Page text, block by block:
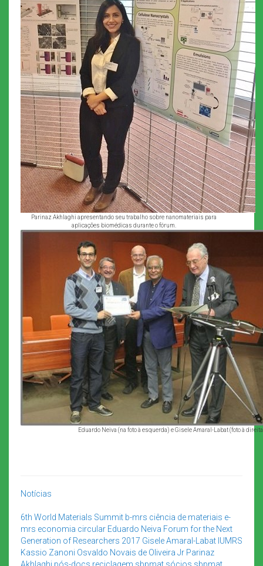
Parinaz Akhlaghi apresentando seu trabalho sobre nanomateriais para
aplicações biomédicas durante o fórum.
Eduardo Neiva (na foto à esquerda) e Gisele Amaral-Labat (foto à
Notícias
6th World Materials Summit b-mrs ciência de materiais e-
mrs economia circular Eduardo Neiva Forum for the Next
Generation of Researchers 2017 Gisele Amaral-Labat IUMRS
Kassio Zanoni Osvaldo Novais de Oliveira Jr Parinaz